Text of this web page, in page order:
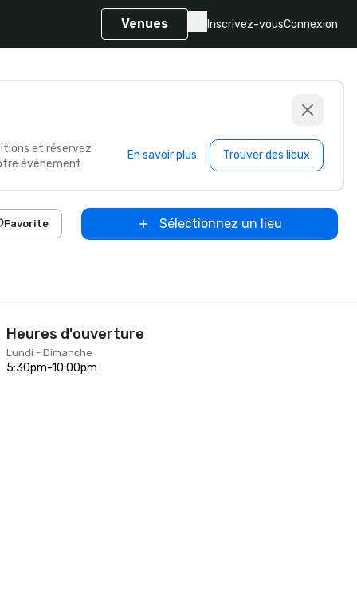
Venues Inscrivez-vousConnexion
et réservez
événement
En savoir plus Trouver des lieux
Favorite Sélectionnez un lieu
Heures d'ouverture
Lundi - Dimanche
5:30pm-10:00pm